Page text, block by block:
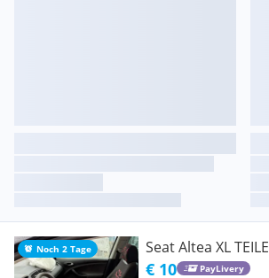
Noch 2 Tage Seat Altea XL TEILE
€ 10 PayLivery